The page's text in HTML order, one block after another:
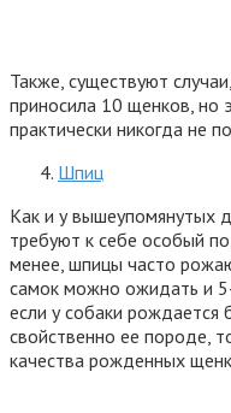
Также, существуют
приносила 10 щенков, но
практически никогда не
Шпиц
Как и у вышеупомянутых
требуют к себе особый
менее, шпицы часто
самок можно ожидать и
если у собаки рождается
свойственно ее породе,
качества рожденных